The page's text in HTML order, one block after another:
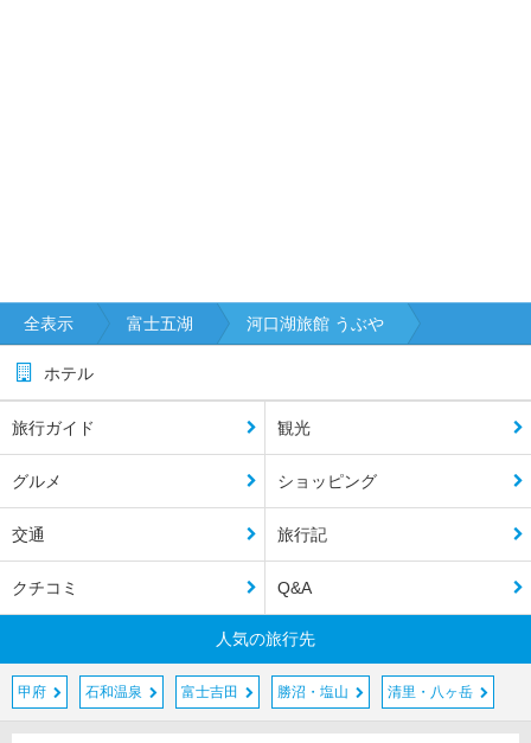
全表示 富士五湖 河口湖旅館 うぶや
ホテル
旅行ガイド 観光
グルメ ショッピング
交通 旅行記
クチコミ Q&A
人気の旅行先
甲府 石和温泉 富士吉田 勝沼・塩山 清里・八ヶ岳